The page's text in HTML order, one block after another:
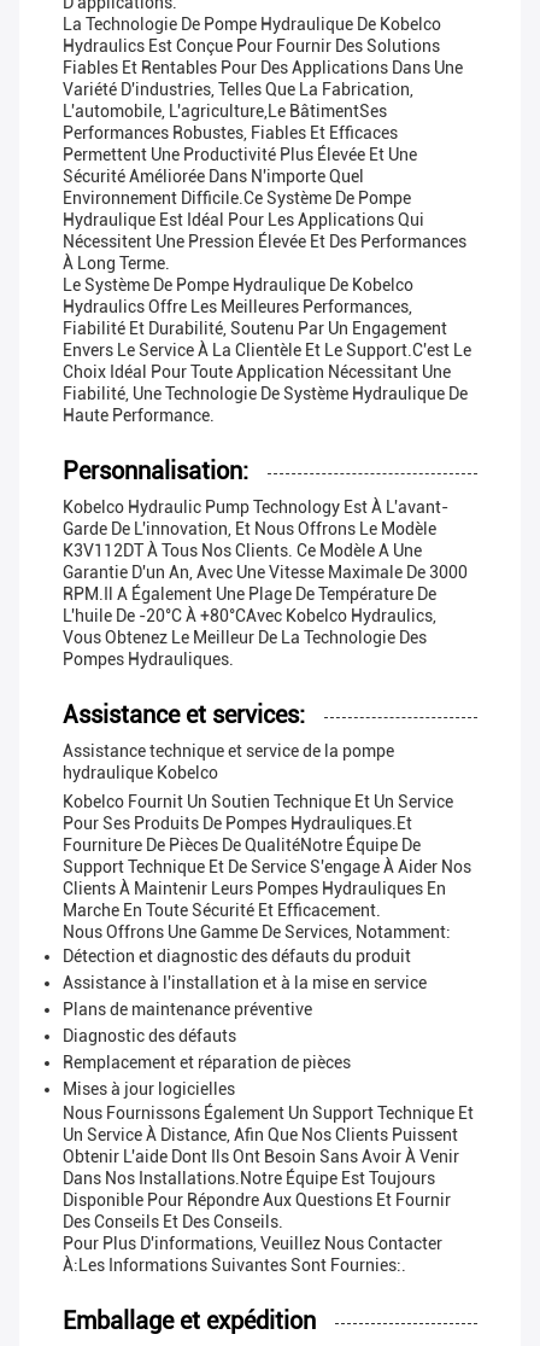
La Technologie De Pompe Hydraulique De Kobelco
Hydraulics Est Conçue Pour Fournir Des Solutions
Fiables Et Rentables Pour Des Applications Dans Une
Variété D'industries, Telles Que La Fabrication,
L'automobile, L'agriculture,le BâtimentSes
Performances Robustes, Fiables Et Efficaces
Permettent Une Productivité Plus Élevée Et Une
Sécurité Améliorée Dans N'importe Quel
Environnement Difficile.Ce Système De Pompe
Hydraulique Est Idéal Pour Les Applications Qui
Nécessitent Une Pression Élevée Et Des Performances
À Long Terme.
Le Système De Pompe Hydraulique De Kobelco
Hydraulics Offre Les Meilleures Performances,
Fiabilité Et Durabilité, Soutenu Par Un Engagement
Envers Le Service À La Clientèle Et Le Support.C'est Le
Choix Idéal Pour Toute Application Nécessitant Une
Fiabilité, Une Technologie De Système Hydraulique De
Haute Performance.
Personnalisation:
Kobelco Hydraulic Pump Technology Est À L'avant-
Garde De L'innovation, Et Nous Offrons Le Modèle
K3V112DT À Tous Nos Clients. Ce Modèle A Une
Garantie D'un An, Avec Une Vitesse Maximale De 3000
RPM.Il A Également Une Plage De Température De
L'huile De -20°C À +80°CAvec Kobelco Hydraulics,
Vous Obtenez Le Meilleur De La Technologie Des
Pompes Hydrauliques.
Assistance et services:
Assistance technique et service de la pompe
hydraulique Kobelco
Kobelco Fournit Un Soutien Technique Et Un Service
Pour Ses Produits De Pompes Hydrauliques.et
Fourniture De Pièces De QualitéNotre Équipe De
Support Technique Et De Service S'engage À Aider Nos
Clients À Maintenir Leurs Pompes Hydrauliques En
Marche En Toute Sécurité Et Efficacement.
Nous Offrons Une Gamme De Services, Notamment:
Détection et diagnostic des défauts du produit
Assistance à l'installation et à la mise en service
Plans de maintenance préventive
Diagnostic des défauts
Remplacement et réparation de pièces
Mises à jour logicielles
Nous Fournissons Également Un Support Technique Et
Un Service À Distance, Afin Que Nos Clients Puissent
Obtenir L'aide Dont Ils Ont Besoin Sans Avoir À Venir
Dans Nos Installations.Notre Équipe Est Toujours
Disponible Pour Répondre Aux Questions Et Fournir
Des Conseils Et Des Conseils.
Pour Plus D'informations, Veuillez Nous Contacter
À:Les Informations Suivantes Sont Fournies:.
Emballage et expédition